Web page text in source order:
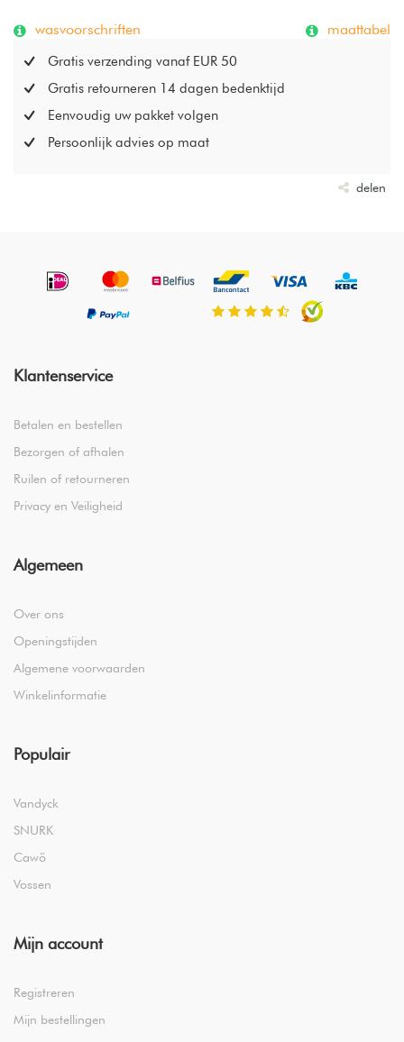
wasvoorschriften maattabel
Gratis verzending vanaf EUR 50
Gratis retourneren 14 dagen bedenktijd
Eenvoudig uw pakket volgen
Persoonlijk advies op maat
delen
Klantenservice
Betalen en bestellen
Bezorgen of afhalen
Ruilen of retourneren
Privacy en Veiligheid
Algemeen
Over ons
Openingstijden
Algemene voorwaarden
Winkelinformatie
Populair
Vandyck
SNURK
Cawö
Vossen
Mijn account
Registreren
Mijn bestellingen